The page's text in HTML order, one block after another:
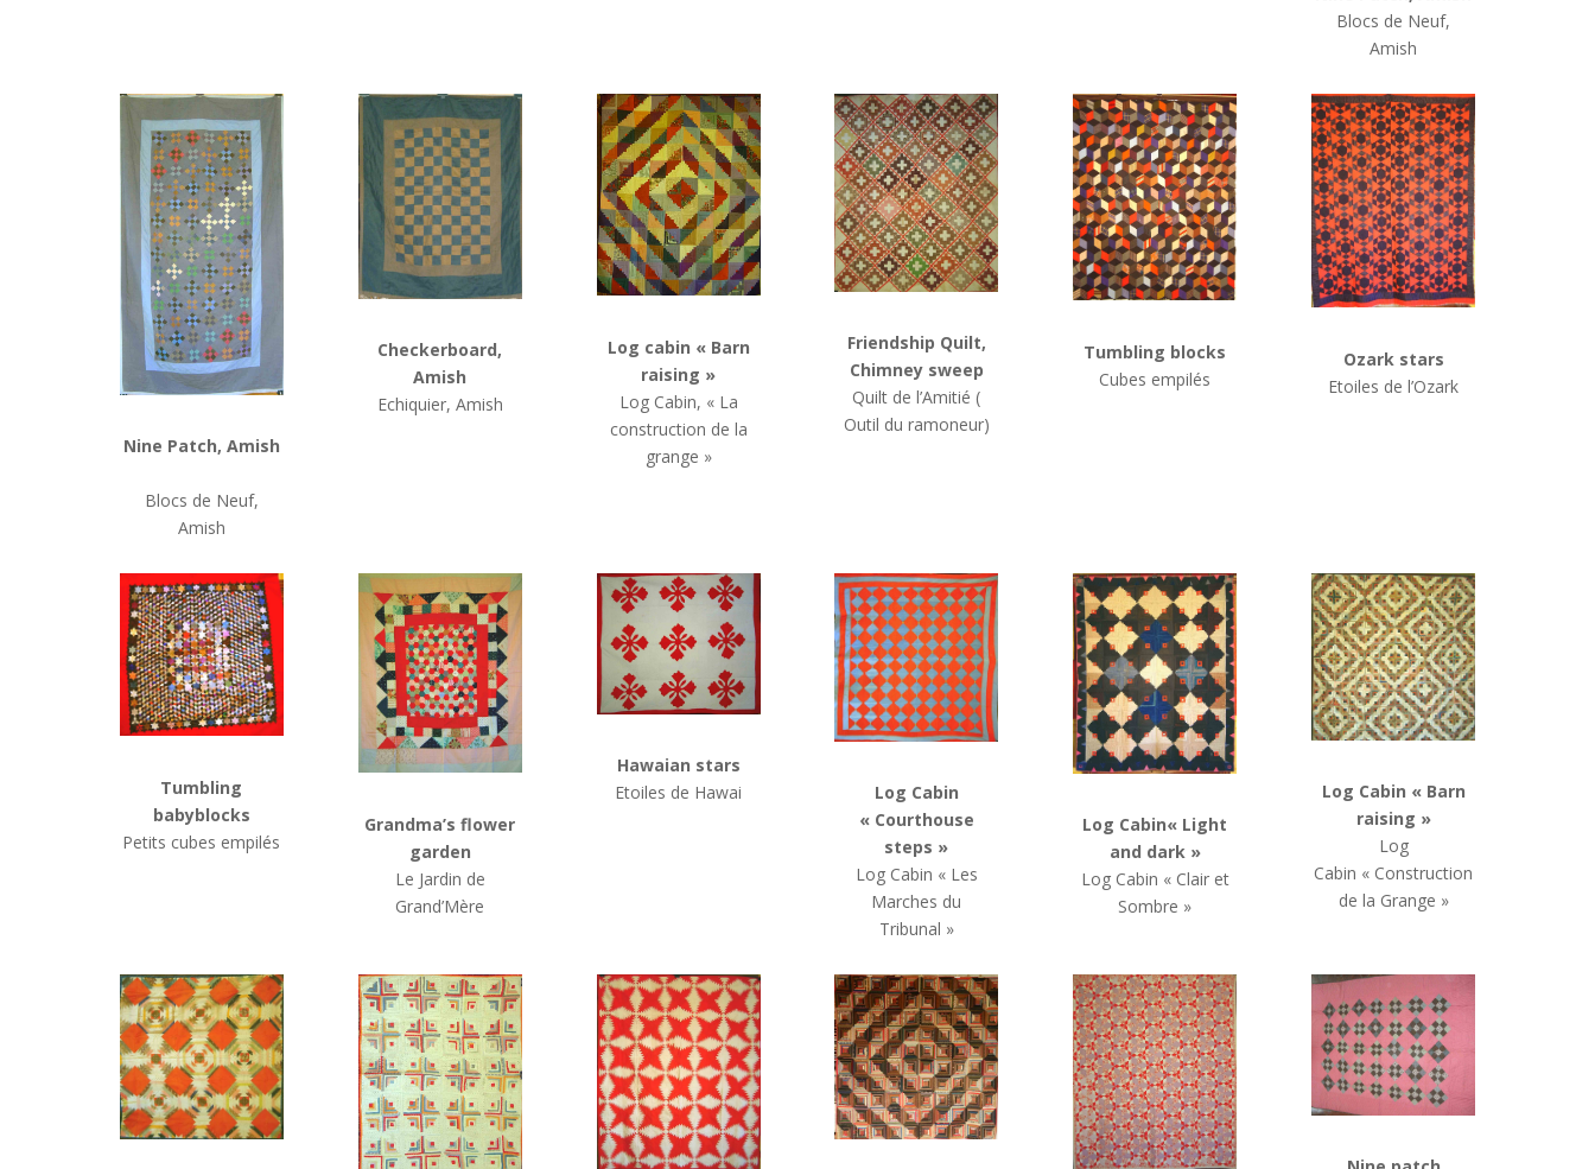
Blocs de Neuf,
Amish
Nine Patch, Amish
Blocs de Neuf,
Amish
Checkerboard,
Amish
Echiquier, Amish
Log cabin « Barn
raising »
Log Cabin, « La
construction de la
grange »
Friendship Quilt,
Chimney sweep
Quilt de l’Amitié (
Outil du ramoneur)
Tumbling blocks
Cubes empilés
Ozark stars
Etoiles de l’Ozark
Tumbling
babyblocks
Petits cubes empilés
Grandma’s flower
garden
Le Jardin de
Grand’Mère
Hawaian stars
Etoiles de Hawai
Log Cabin
« Courthouse
steps »
Log Cabin « Les
Marches du
Tribunal »
Log Cabin« Light
and dark »
Log Cabin « Clair et
Sombre »
Log Cabin « Barn
raising »
Log
Cabin « Construction
de la Grange »